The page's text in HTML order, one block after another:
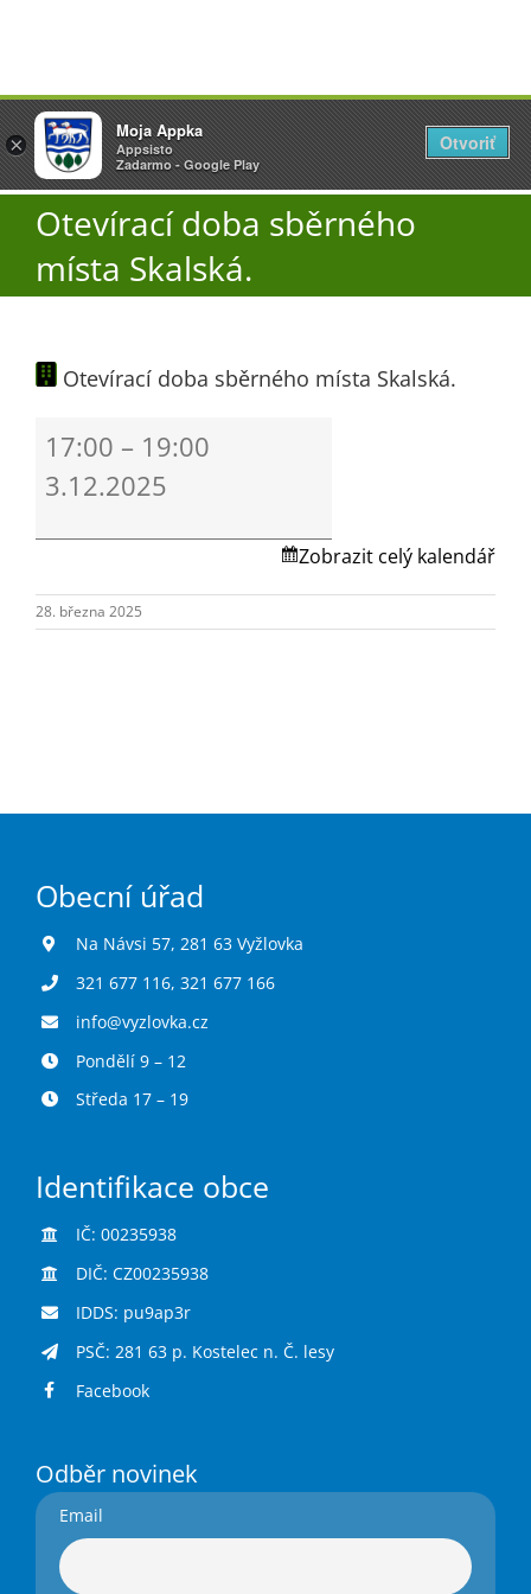
Přeskočit
na
obsah
Úřad
O obci
Aktuality
Turistika
Otevírací doba sběrného
místa Skalská.
Otevírací doba sběrného místa Skalská.
doba
sběrného
Skalská.
17:00 – 19:00
3.12.2025
Zobrazit celý kalendář
28. března 2025
Obecní úřad
Na Návsi 57, 281 63 Vyžlovka
321 677 116, 321 677 166
info@vyzlovka.cz
Pondělí 9 – 12
Středa 17 – 19
Identifikace obce
IČ: 00235938
DIČ: CZ00235938
IDDS: pu9ap3r
PSČ: 281 63 p. Kostelec n. Č. lesy
Facebook
Odběr novinek
Email
×
Vyžlovka
AppSisto
- In Google Play
Otevřít
×
Moja Appka
Appsisto
Zadarmo - Google Play
Otvoriť